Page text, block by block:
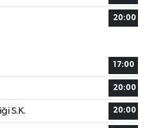
20:00
17:00
20:00
S.K. 20:00